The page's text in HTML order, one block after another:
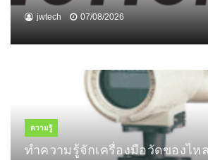
jwtech 07/08/2026
ความรู้
ทำความรู้จักเครื่องมือวัดของไห